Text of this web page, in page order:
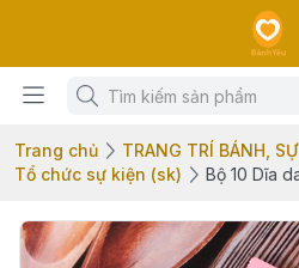
Trang chủ
TRANG TRÍ BÁNH,
Tổ chức sự kiện (sk)
Bộ 10 Dĩa